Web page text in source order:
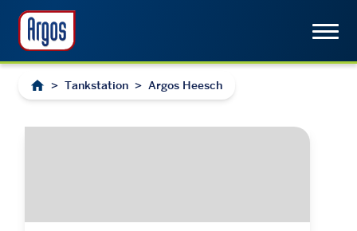
> Tankstation > Argos Heesch